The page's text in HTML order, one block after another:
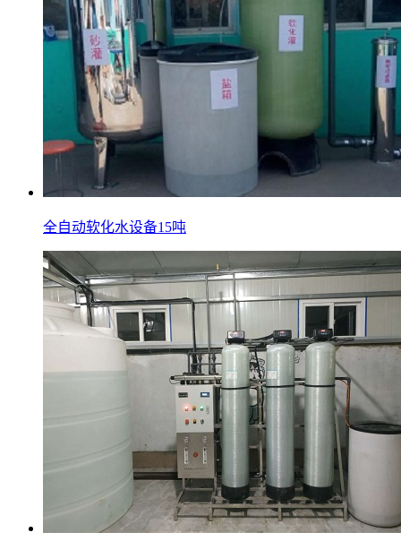
全自动软化水设备15吨